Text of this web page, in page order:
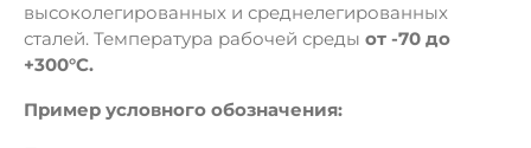
высоколегированных и среднелегированных
сталей. Температура рабочей среды от -70 до
+300°C.
Пример условного обозначения: